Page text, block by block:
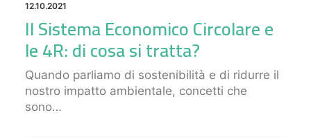
12.10.2021
Il Sistema Economico Circolare e
le 4R: di cosa si tratta?
Quando parliamo di sostenibilità e di ridurre il
nostro impatto ambientale, concetti che
sono…